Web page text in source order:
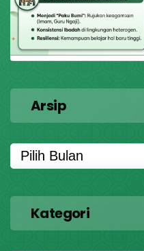
Arsip
Kategori